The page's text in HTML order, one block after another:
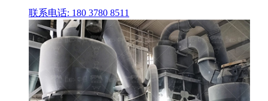
联系电话: 180 3780 8511